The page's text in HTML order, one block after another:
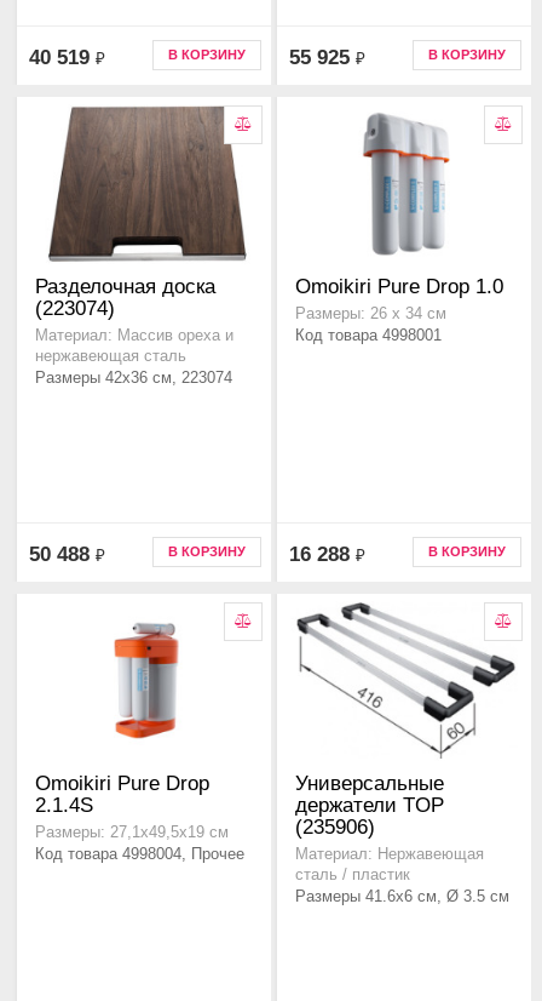
40 519 ₽ В КОРЗИНУ 55 925 ₽ В КОРЗИНУ
Разделочная доска
(223074)
Материал: Массив ореха и
нержавеющая сталь
Размеры 42x36 см, 223074
50 488 ₽ В КОРЗИНУ
Omoikiri Pure Drop 1.0
Размеры: 26 х 34 см
Код товара 4998001
16 288 ₽ В КОРЗИНУ
Omoikiri Pure Drop
2.1.4S
Размеры: 27,1х49,5х19 см
Код товара 4998004, Прочее
Универсальные
держатели TOP
(235906)
Материал: Нержавеющая
сталь / пластик
Размеры 41.6x6 см, Ø 3.5 см